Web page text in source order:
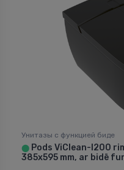
Унитазы с функцией биде
⬤ Pods ViClean-I200
385x595 mm, ar bidē